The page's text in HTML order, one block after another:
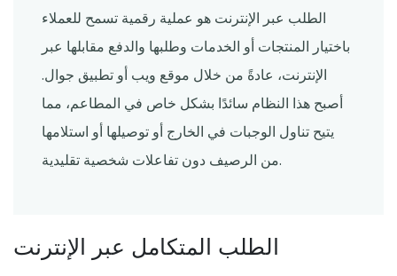
الطلب عبر الإنترنت هو عملية رقمية تسمح للعملاء
باختيار المنتجات أو الخدمات وطلبها والدفع مقابلها عبر
الإنترنت، عادةً من خلال موقع ويب أو تطبيق جوال.
أصبح هذا النظام سائدًا بشكل خاص في المطاعم، مما
يتيح تناول الوجبات في الخارج أو توصيلها أو استلامها
من الرصيف دون تفاعلات شخصية تقليدية.
الطلب المتكامل عبر الإنترنت